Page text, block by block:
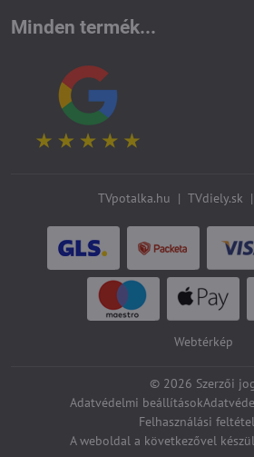
Minden termék...
TVpotalka.hu | TVdiely.sk |
Webtérkép
© 2026 Szerzői
Adatvédelmi beállítások
Felhasználási
A weboldal a következővel